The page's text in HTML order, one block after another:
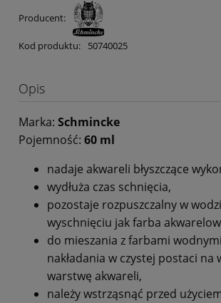
Producent:
Kod produktu: 50740025
Opis
Marka: Schmincke
Pojemność: 60 ml
nadaje akwareli błyszczące
wydłuża czas schnięcia,
pozostaje rozpuszczalny w
wyschnięciu jak farba
do mieszania z farbami
nakładania w czystej postaci na
warstwę akwareli,
należy wstrząsnąć przed